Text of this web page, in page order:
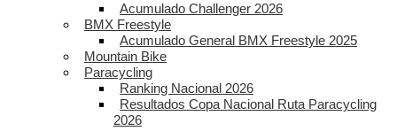
Acumulado Challenger 2026
BMX Freestyle
Acumulado General BMX Freestyle 2025
Mountain Bike
Paracycling
Ranking Nacional 2026
Resultados Copa Nacional Ruta Paracycling
2026